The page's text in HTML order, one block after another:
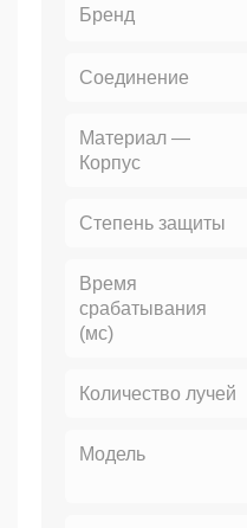
Бренд
Соединение
Материал —
Корпус
Степень защиты
Время
срабатывания
(мс)
Количество лучей
Модель